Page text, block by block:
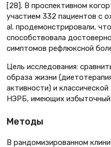
[28]. В проспективном
участием 332 пациентов с
al. продемонстрировали,
способствовала
симптомов рефлюксной
Цель исследования:
образа жизни
активности) и
НЭРБ, имеющих избыточный
Методы
В рандомизированном